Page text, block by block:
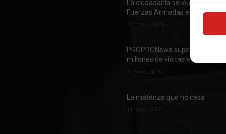
La ciudadanía se vuelca con las
Fuerzas Armadas en su día
31 mayo, 2019
PROPRONews supera los 1,2
millones de visitas en abril
7 mayo, 2018
La matanza que no cesa
11 julio, 2017